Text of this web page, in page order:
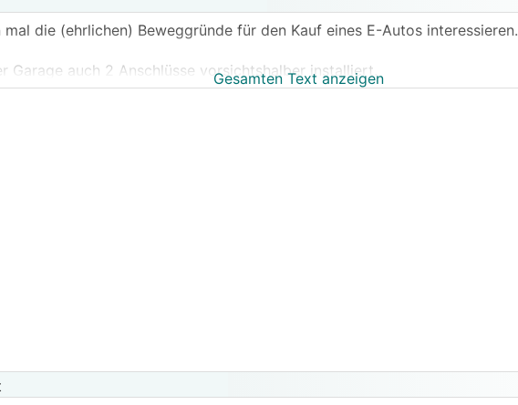
mal die (ehrlichen) Beweggründe für den Kauf eines E-Autos interessieren.
Garage auch 2 Anschlüsse vorsichtshalber installiert.
Gesamten Text anzeigen